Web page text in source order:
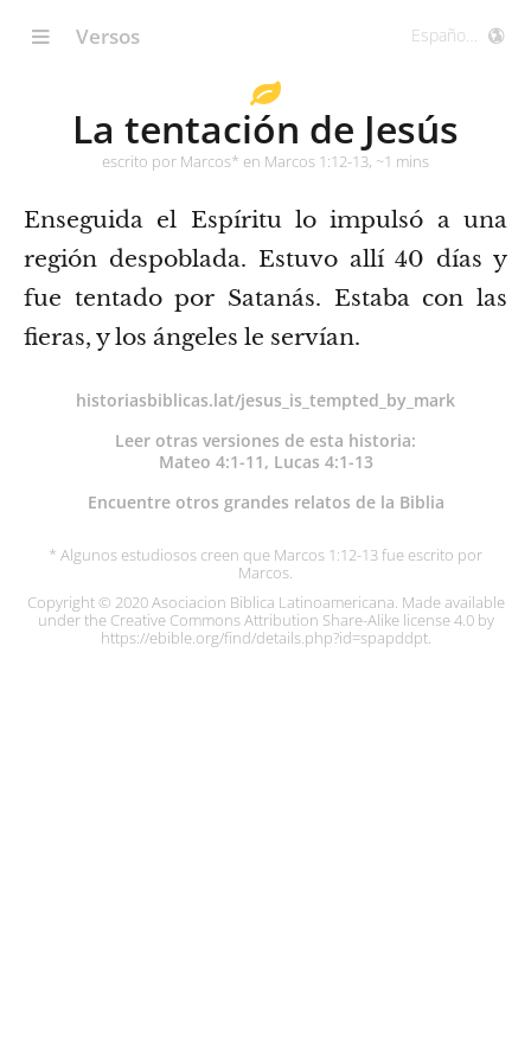
Versos
La tentación de Jesús
escrito por Marcos* en Marcos 1:12-13, ~1 mins
Enseguida el Espíritu lo impulsó a una
región despoblada. Estuvo allí 40 días y
fue tentado por Satanás. Estaba con las
fieras, y los ángeles le servían.
historiasbiblicas.lat/jesus_is_tempted_by_mark
Leer otras versiones de esta historia:
Mateo 4:1-11, Lucas 4:1-13
Encuentre otros grandes relatos de la Biblia
* Algunos estudiosos creen que Marcos 1:12-13 fue escrito por
Marcos.
Copyright © 2020 Asociacion Biblica Latinoamericana. Made available
under the Creative Commons Attribution Share-Alike license 4.0 by
https://ebible.org/find/details.php?id=spapddpt.